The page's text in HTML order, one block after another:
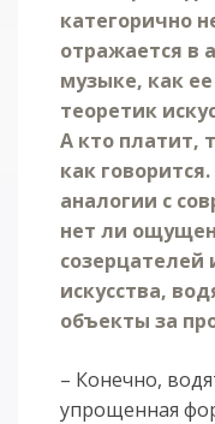
категорично
отражается в
музыке, как
теоретик
А кто платит,
как
аналогии с
нет ли
созерцателей
искусства,
объекты за
– Конечно,
упрощенная